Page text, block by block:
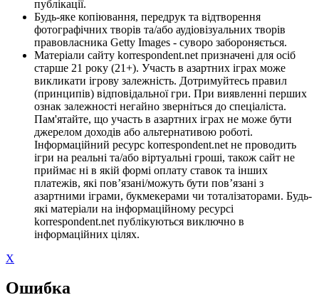
публікації.
Будь-яке копіювання, передрук та відтворення
фотографічних творів та/або аудіовізуальних творів
правовласника Getty Images - суворо забороняється.
Матеріали сайту korrespondent.net призначені для осіб
старше 21 року (21+). Участь в азартних іграх може
викликати ігрову залежність. Дотримуйтесь правил
(принципів) відповідальної гри. При виявленні перших
ознак залежності негайно зверніться до спеціаліста.
Пам'ятайте, що участь в азартних іграх не може бути
джерелом доходів або альтернативою роботі.
Інформаційний ресурс korrespondent.net не проводить
ігри на реальні та/або віртуальні гроші, також сайт не
приймає ні в якій формі оплату ставок та інших
платежів, які пов’язані/можуть бути пов’язані з
азартними іграми, букмекерами чи тоталізаторами. Будь-
які матеріали на інформаційному ресурсі
korrespondent.net публікуються виключно в
інформаційних цілях.
X
Ошибка